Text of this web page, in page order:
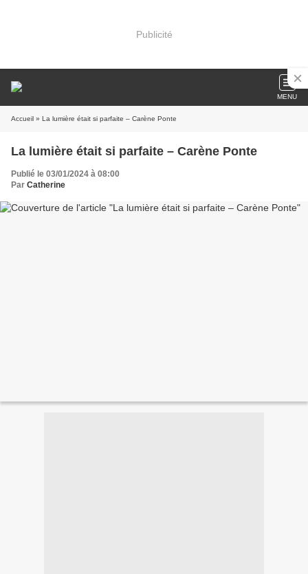
Publicité
MENU
Accueil » La lumière était si parfaite – Carène Ponte
La lumière était si parfaite – Carène Ponte
Publié le 03/01/2024 à 08:00
Par Catherine